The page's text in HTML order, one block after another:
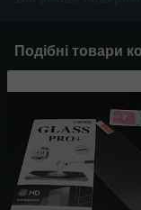
Подібні товари